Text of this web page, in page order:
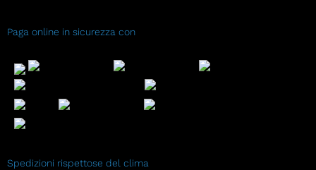
Paga online in sicurezza con
Spedizioni rispettose del clima